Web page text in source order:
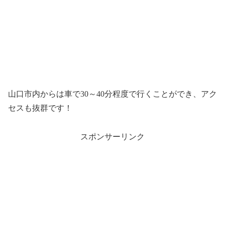
山口市内からは車で30～40分程度で行くことができ、アク
セスも抜群です！
スポンサーリンク